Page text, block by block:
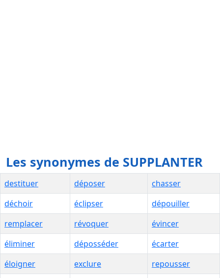
Les synonymes de SUPPLANTER
destituer déposer
chasser
déchoir
éclipser
dépouiller
remplacer
révoquer
évincer
éliminer
déposséder
écarter
éloigner
exclure
repousser